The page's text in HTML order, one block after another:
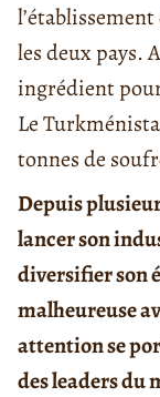
les deux pays.
ingrédient
Le
tonnes de
Depuis
lancer son
diversifier son
malheureuse
attention se
des leaders du